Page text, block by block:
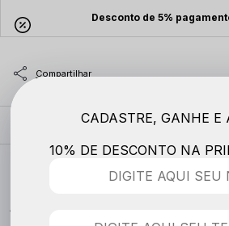
Desconto de 5%
MODELO VESTECADASTRE, GANHE E
10% DE DESCONTO NA